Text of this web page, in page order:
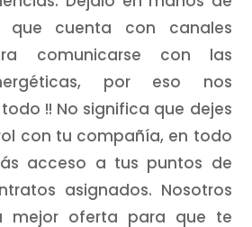
que cuenta con canales
comunicarse con las
por eso nos
!! No significa que dejes
con tu compañía, en todo
acceso a tus puntos de
asignados. Nosotros
mejor oferta para que te